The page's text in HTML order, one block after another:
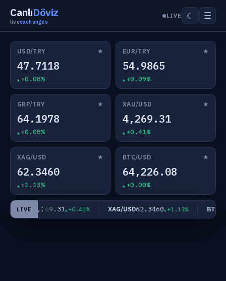
CanlıDöviz
liveexchanges
LIVE ☾ ☰
USD/TRY ★
47.7118
+0.08%
EUR/TRY ★
54.9865
+0.09%
GBP/TRY ★
64.1978
+0.08%
XAU/USD ★
4,269.31
+0.41%
XAG/USD ★
62.3460
+1.13%
BTC/USD ★
64,226.08
+0.00%
LIVE
USD4,269.31 +0.41% XAG/USD62.3460 +1.13% BTC/